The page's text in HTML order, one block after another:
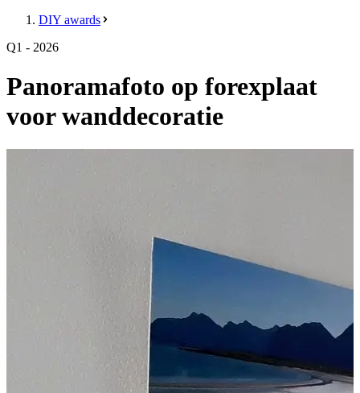
DIY awards
Q1 - 2026
Panoramafoto op forexplaat
voor wanddecoratie